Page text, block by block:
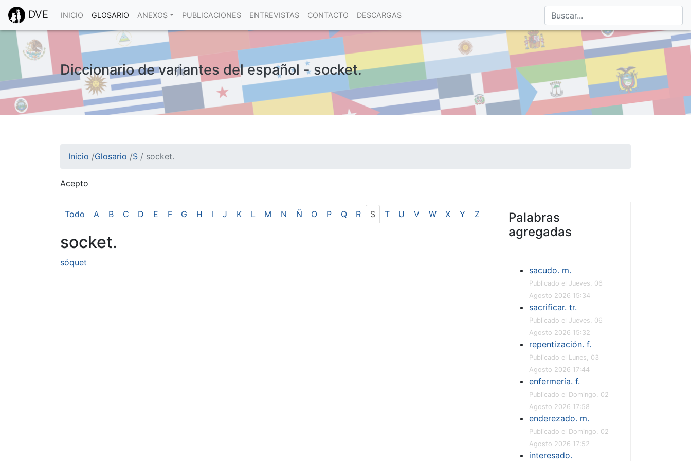
DVE INICIO GLOSARIO ANEXOS PUBLICACIONES ENTREVISTAS CONTACTO DESCARGAS
Diccionario de variantes del español - socket.
Inicio /Glosario /S / socket.
Acepto
Todo A B C D E F G H I J K L M N Ñ O P Q R S T U V W X Y Z
socket.
sóquet
Palabras
agregadas
sacudo. m.
Publicado el Jueves, 06
Agosto 2026 15:34
sacrificar. tr.
Publicado el Jueves, 06
Agosto 2026 15:32
repentización. f.
Publicado el Lunes, 03
Agosto 2026 17:44
enfermería. f.
Publicado el Domingo, 02
Agosto 2026 17:58
enderezado. m.
Publicado el Domingo, 02
Agosto 2026 17:52
interesado.